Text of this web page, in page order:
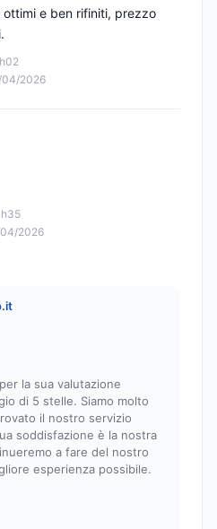
04/2026
e ben rifiniti, prezzo
2026
la sua valutazione
di 5 stelle. Siamo molto
il nostro servizio
soddisfazione è la nostra
a fare del nostro
esperienza possibile.